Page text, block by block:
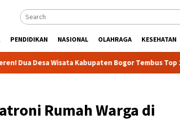
PENDIDIKAN NASIONAL OLAHRAGA KESEHATAN
Wisata Kabupaten Bogor Tembus Top 15 Jawa Barat
Rumah Warga di